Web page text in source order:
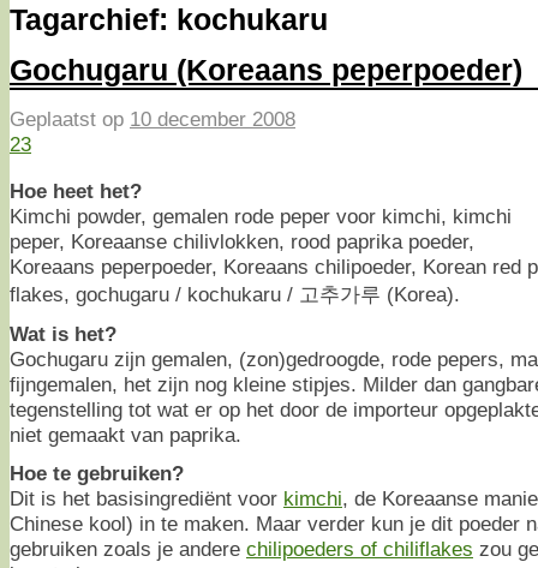
Tagarchief: kochukaru
Gochugaru (Koreaans peperpoeder)
Geplaatst op 10 december 2008
23
Hoe heet het?
Kimchi powder, gemalen rode peper voor kimchi, kimchi
peper, Koreaanse chilivlokken, rood paprika poeder,
Koreaans peperpoeder, Koreaans chilipoeder, Korean red
flakes, gochugaru / kochukaru / 고추가루 (Korea).
Wat is het?
Gochugaru zijn gemalen, (zon)gedroogde, rode pepers,
fijngemalen, het zijn nog kleine stipjes. Milder dan
tegenstelling tot wat er op het door de importeur
niet gemaakt van paprika.
Hoe te gebruiken?
Dit is het basisingrediënt voor kimchi, de Koreaanse
Chinese kool) in te maken. Maar verder kun je dit poeder
gebruiken zoals je andere chilipoeders of chiliflakes zou